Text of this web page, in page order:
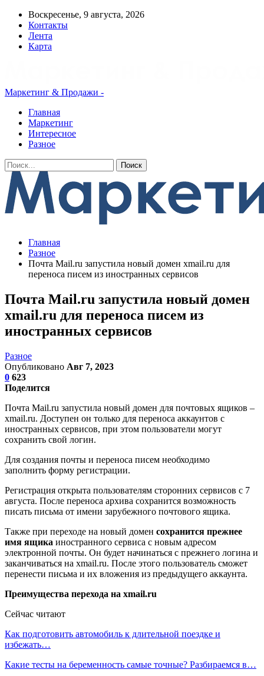
Воскресенье, 9 августа, 2026
Контакты
Лента
Карта
Маркетинг & Продажи -
Главная
Маркетинг
Интересное
Разное
Главная
Разное
Почта Mail.ru запустила новый домен xmail.ru для
переноса писем из иностранных сервисов
Почта Mail.ru запустила новый домен
xmail.ru для переноса писем из
иностранных сервисов
Разное
Опубликовано Авг 7, 2023
0 623
Поделится
Почта Mail.ru запустила новый домен для почтовых ящиков –
xmail.ru. Доступен он только для переноса аккаунтов с
иностранных сервисов, при этом пользователи могут
сохранить свой логин.
Для создания почты и переноса писем необходимо
заполнить форму регистрации.
Регистрация открыта пользователям сторонних сервисов с 7
августа. После переноса архива сохранится возможность
писать письма от имени зарубежного почтового ящика.
Также при переходе на новый домен сохранится прежнее
имя ящика иностранного сервиса с новым адресом
электронной почты. Он будет начинаться с прежнего логина и
заканчиваться на xmail.ru. После этого пользователь сможет
перенести письма и их вложения из предыдущего аккаунта.
Преимущества перехода на xmail.ru
Сейчас читают
Как подготовить автомобиль к длительной поездке и
избежать…
Какие тесты на беременность самые точные? Разбираемся в…